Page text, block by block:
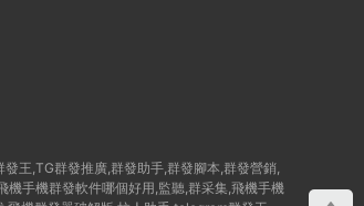
王,TG群發推廣,群發助手,群發腳本,群發營銷,
手機群發軟件哪個好用,監聽,群采集,飛機手機